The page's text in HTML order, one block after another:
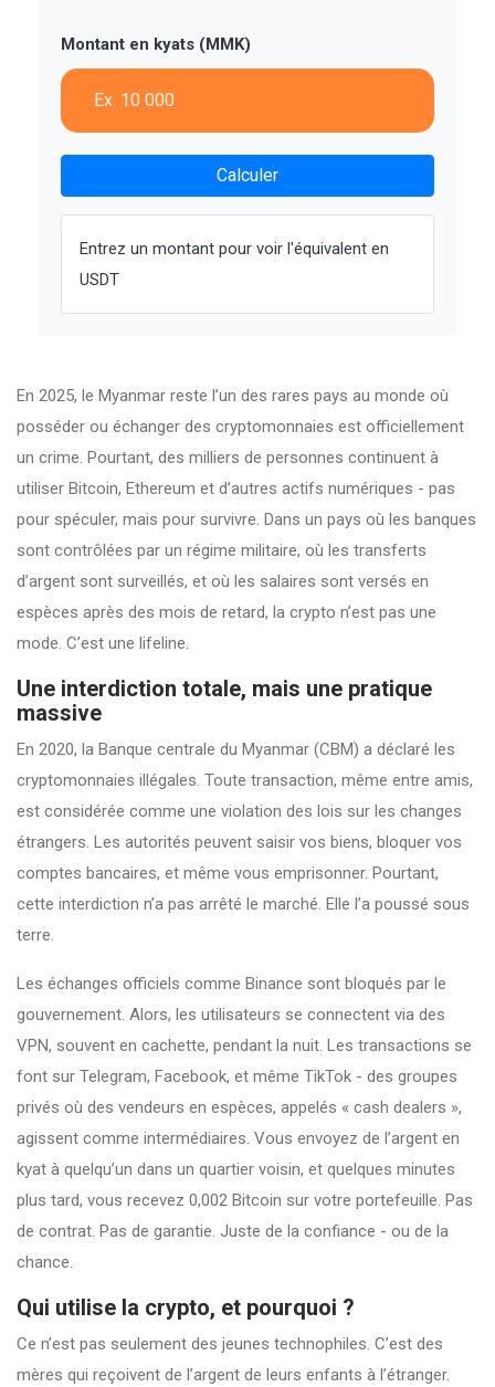
Montant en kyats (MMK)
Calculer
Entrez un montant pour voir l'équivalent en
USDT
En 2025, le Myanmar reste l’un des rares pays au monde où
posséder ou échanger des cryptomonnaies est officiellement
un crime. Pourtant, des milliers de personnes continuent à
utiliser Bitcoin, Ethereum et d’autres actifs numériques - pas
pour spéculer, mais pour survivre. Dans un pays où les banques
sont contrôlées par un régime militaire, où les transferts
d’argent sont surveillés, et où les salaires sont versés en
espèces après des mois de retard, la crypto n’est pas une
mode. C’est une lifeline.
Une interdiction totale, mais une pratique
massive
En 2020, la Banque centrale du Myanmar (CBM) a déclaré les
cryptomonnaies illégales. Toute transaction, même entre amis,
est considérée comme une violation des lois sur les changes
étrangers. Les autorités peuvent saisir vos biens, bloquer vos
comptes bancaires, et même vous emprisonner. Pourtant,
cette interdiction n’a pas arrêté le marché. Elle l’a poussé sous
terre.
Les échanges officiels comme Binance sont bloqués par le
gouvernement. Alors, les utilisateurs se connectent via des
VPN, souvent en cachette, pendant la nuit. Les transactions se
font sur Telegram, Facebook, et même TikTok - des groupes
privés où des vendeurs en espèces, appelés « cash dealers »,
agissent comme intermédiaires. Vous envoyez de l’argent en
kyat à quelqu’un dans un quartier voisin, et quelques minutes
plus tard, vous recevez 0,002 Bitcoin sur votre portefeuille. Pas
de contrat. Pas de garantie. Juste de la confiance - ou de la
chance.
Qui utilise la crypto, et pourquoi ?
Ce n’est pas seulement des jeunes technophiles. C’est des
mères qui reçoivent de l’argent de leurs enfants à l’étranger.